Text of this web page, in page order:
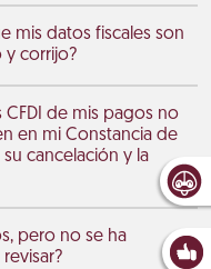
mis datos fiscales son
y corrijo?
de mis pagos no
en mi Constancia de
cancelación y la
pero no se ha